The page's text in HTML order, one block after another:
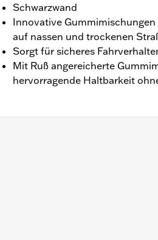
Schwarzwand
Innovative
auf nassen und trockenen
Sorgt für sicheres
Mit Ruß angereicherte
hervorragende Haltbarkeit